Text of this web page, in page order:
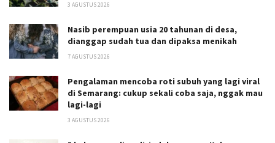
3 AGUSTUS 2026
Nasib perempuan usia 20 tahunan di desa,
dianggap sudah tua dan dipaksa menikah
7 AGUSTUS 2026
Pengalaman mencoba roti subuh yang lagi viral
di Semarang: cukup sekali coba saja, nggak mau
lagi-lagi
3 AGUSTUS 2026